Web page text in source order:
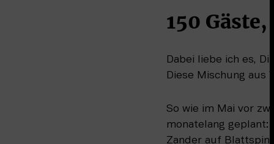
150
Dabei liebe ich es,
Diese Mischung aus
So wie im Mai vor
monatelang geplant:
Zander auf